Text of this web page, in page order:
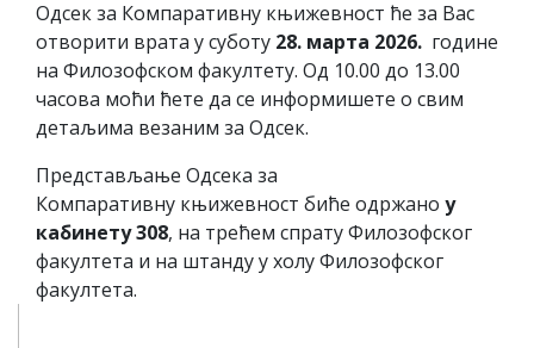
Одсек за Компаративну књижевност ће за Вас
отворити врата у суботу 28. марта 2026. године
на Филозофском факултету. Од 10.00 до 13.00
часова моћи ћете да се информишете о свим
детаљима везаним за Одсек.
Представљање Одсека за
Компаративну књижевност биће одржано у
кабинету 308, на трећем спрату Филозофског
факултета и на штанду у холу Филозофског
факултета.